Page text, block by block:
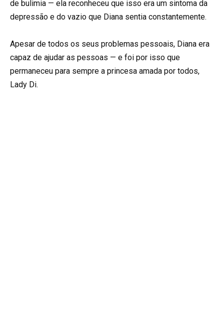
de bulimia — ela reconheceu que isso era um sintoma da
depressão e do vazio que Diana sentia constantemente.
Apesar de todos os seus problemas pessoais, Diana era
capaz de ajudar as pessoas — e foi por isso que
permaneceu para sempre a princesa amada por todos,
Lady Di.